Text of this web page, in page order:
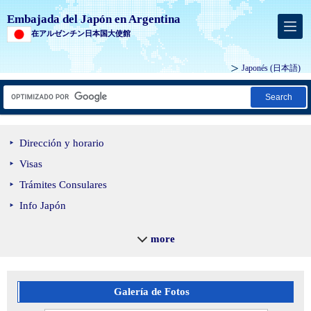
Embajada del Japón en Argentina
在アルゼンチン日本国大使館
Japonés (日本語)
Search
more
Dirección y horario
Visas
Trámites Consulares
Info Japón
cárnicos, frutas y verduras
Galería de Fotos